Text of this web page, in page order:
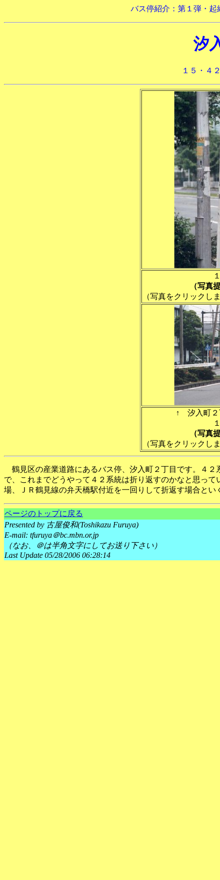
バス停紹介：第１弾・
汐
１５・４
（写真
（写真をクリックし
↑ 汐入町２
（写真
（写真をクリックし
鶴見区の産業道路にあるバス停、汐入町２丁目です。４
で、これまでどうやって４２系統は折り返すのかなと思っ
場、ＪＲ鶴見線の弁天橋駅付近を一回りして折返す場合とい
ページのトップに戻る
Presented by 古屋俊和(Toshikazu Furuya)
E-mail: tfuruya＠bc.mbn.or.jp
（なお、＠は半角文字にしてお送り下さい）
Last Update 05/28/2006 06:28:14